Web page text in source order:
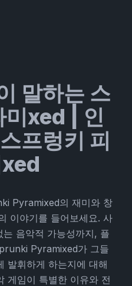
말하는 스
미xed | 인
프렁키 피
Pyramixed의 재미와 창
이야기를 들어보세요. 사
음악적 가능성까지, 플
Pyramixed가 그들
발휘하게 하는지에 대해
게임이 특별한 이유와 전